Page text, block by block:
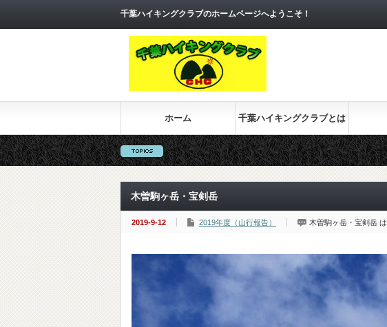
千葉ハイキングクラブのホームページへようこそ！
ホーム 千葉ハイキングクラブとは
木曽駒ヶ岳・宝剣岳
2019-9-12 2019年度（山行報告） 木曽駒ヶ岳・宝剣岳 は